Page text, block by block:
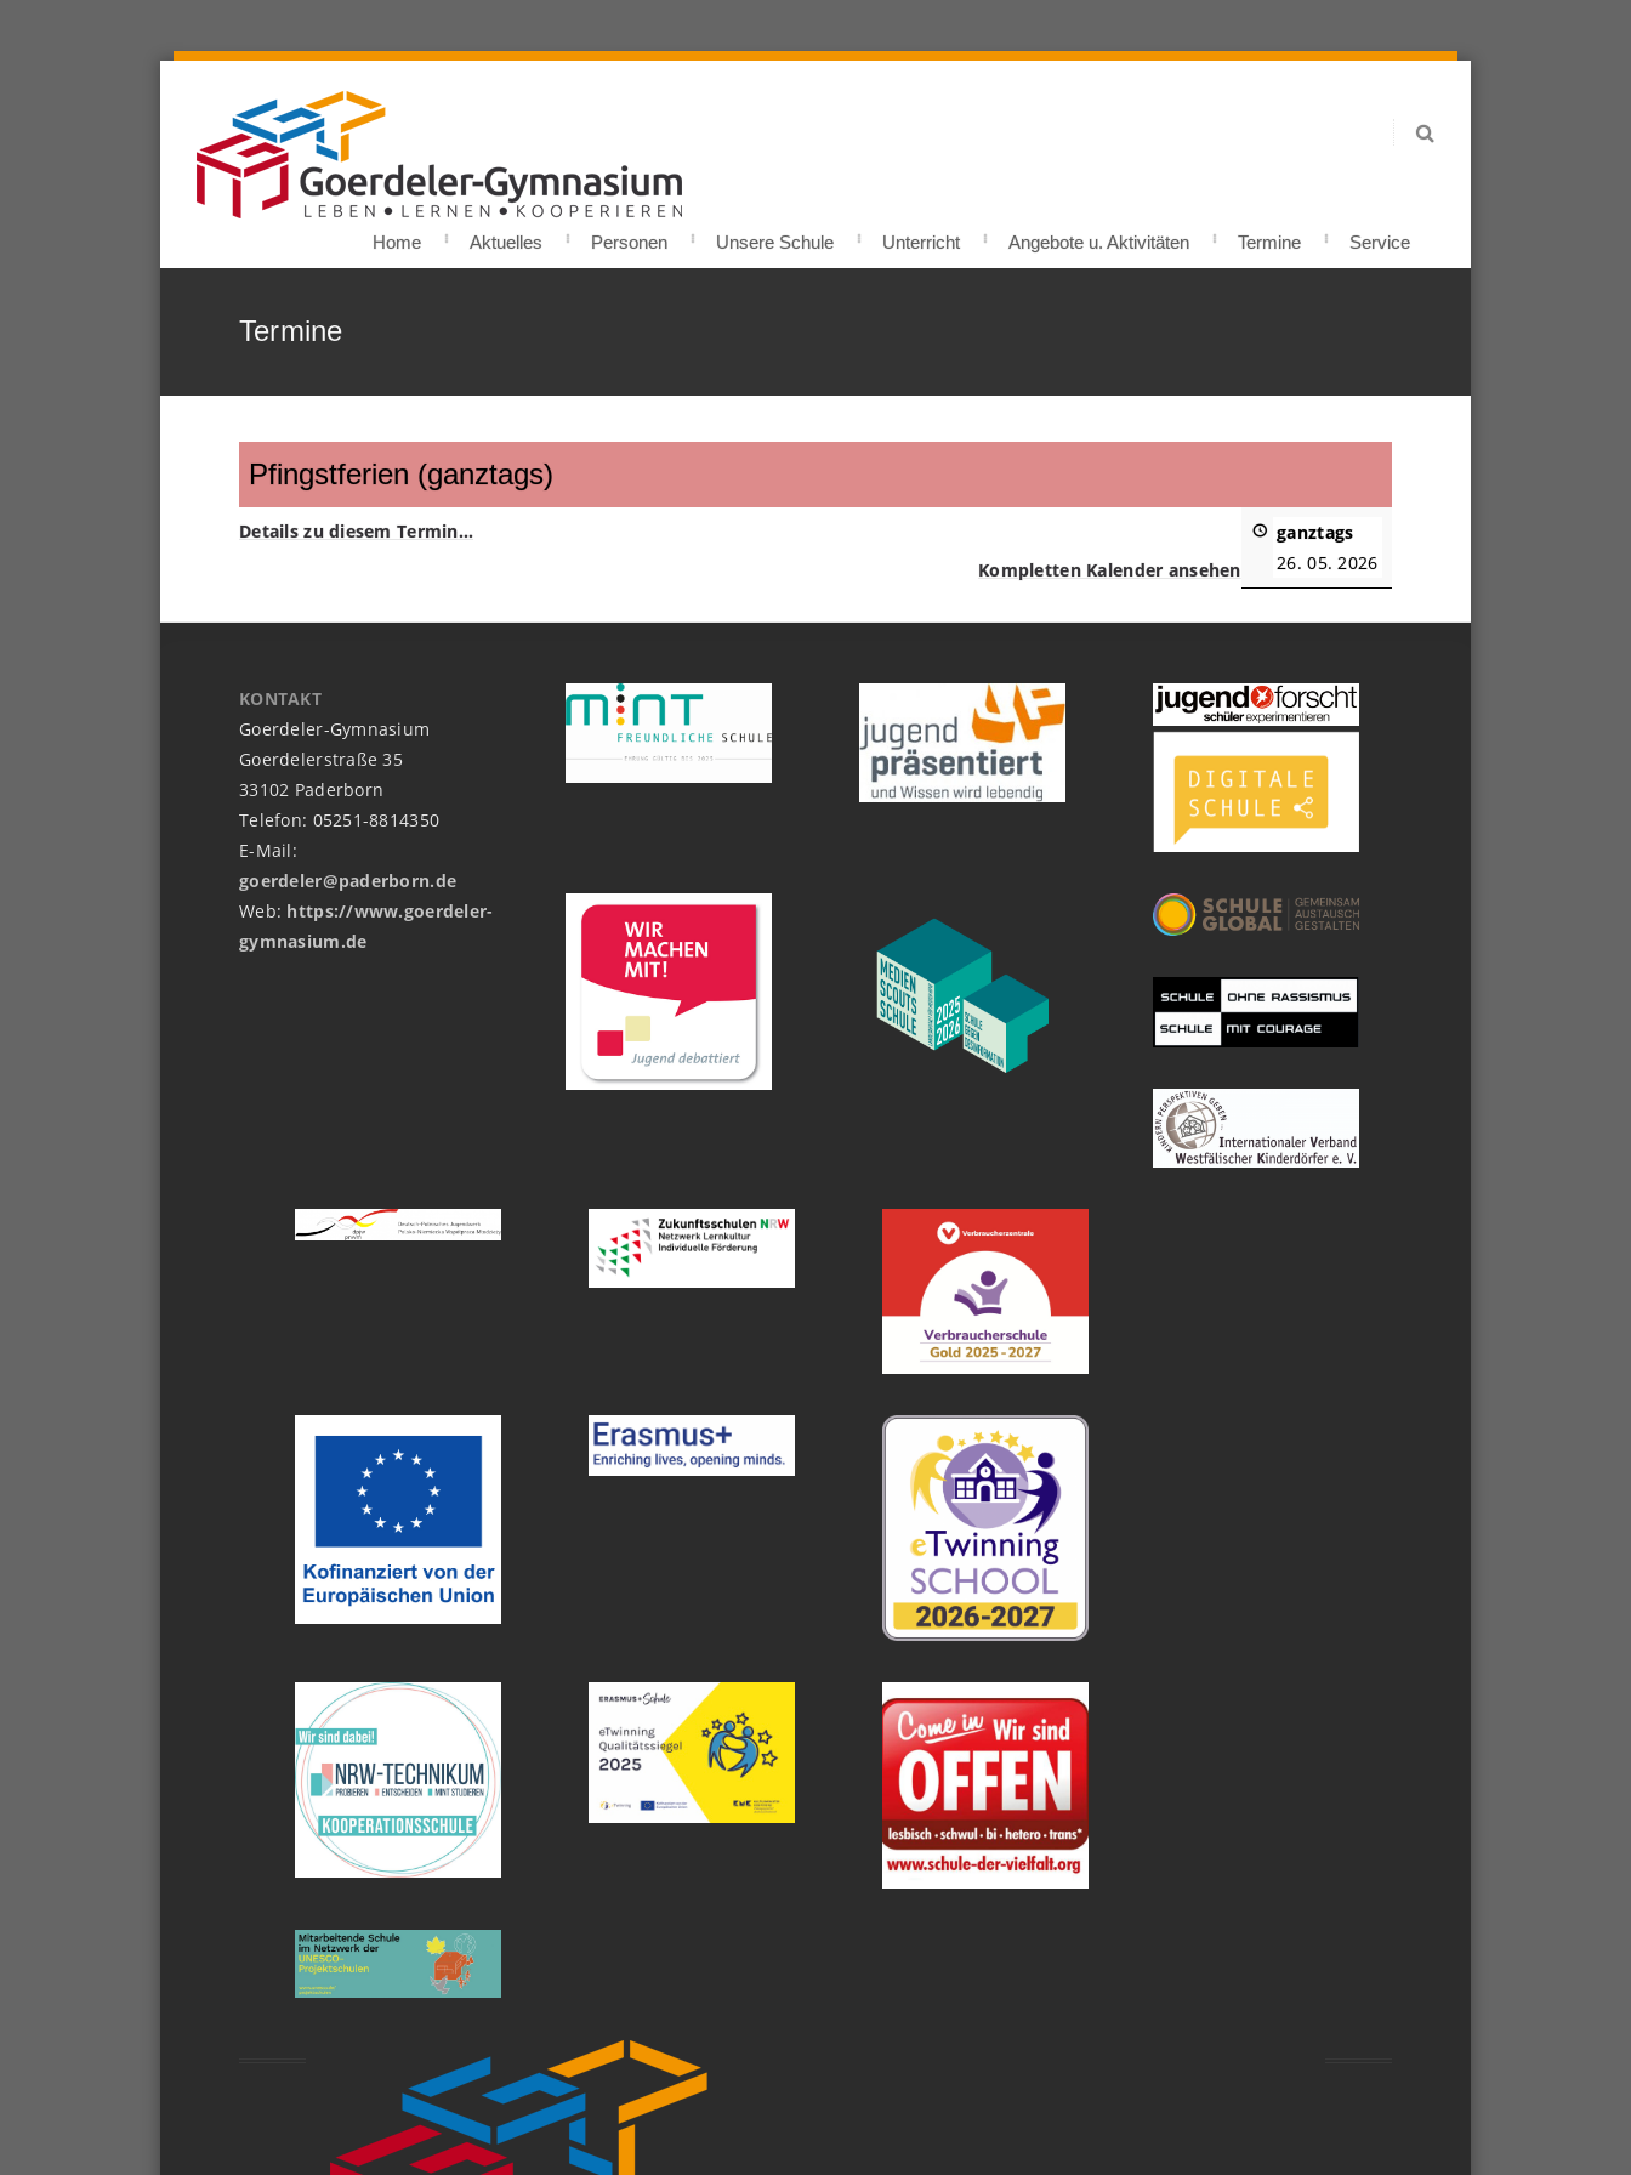
Home Aktuelles Personen Unsere Schule Unterricht Angebote u. Aktivitäten Termine Service
Termine
Pfingstferien (ganztags)
ganztags
26. 05. 2026
Details zu diesem Termin…
Kompletten Kalender ansehen
KONTAKT
Goerdeler-Gymnasium
Goerdelerstraße 35
33102 Paderborn
Telefon: 05251-8814350
E-Mail:
goerdeler@paderborn.de
Web: https://www.goerdeler-
gymnasium.de